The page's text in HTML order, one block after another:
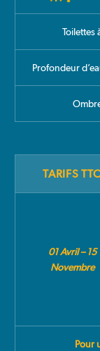
Toilettes
Profondeur
TARIFS
01 Avril – 15
Novembre
Pour